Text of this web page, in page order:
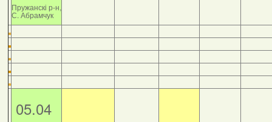
Пружанскі р-н,
С. Абрамчук
05.04